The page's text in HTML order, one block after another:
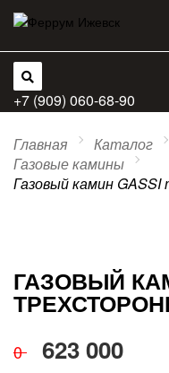
+7 (909) 060-68-90
Главная Каталог
Газовые камины
Газовый камин
ГАЗОВЫЙ
0 623 000